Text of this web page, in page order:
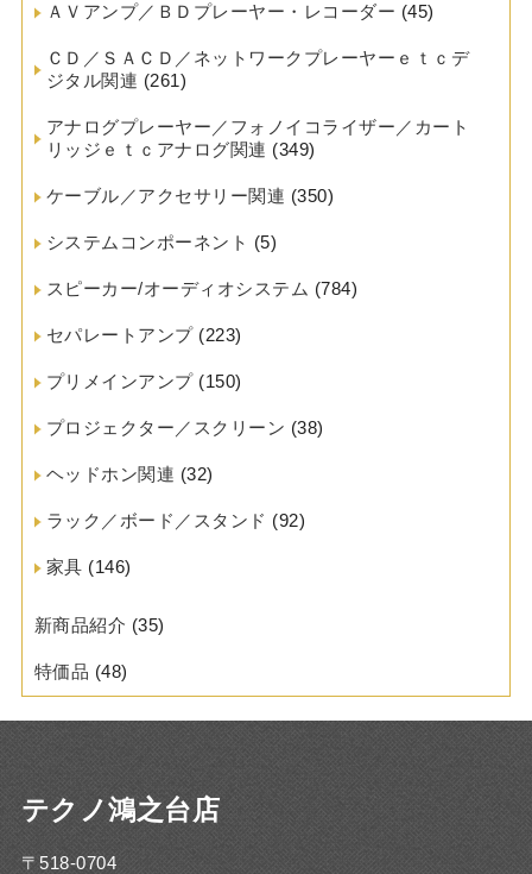
ＡＶアンプ／ＢＤプレーヤー・レコーダー (45)
ＣＤ／ＳＡＣＤ／ネットワークプレーヤーｅｔｃデ
ジタル関連 (261)
アナログプレーヤー／フォノイコライザー／カート
リッジｅｔｃアナログ関連 (349)
ケーブル／アクセサリー関連 (350)
システムコンポーネント (5)
スピーカー/オーディオシステム (784)
セパレートアンプ(223)
プリメインアンプ(150)
プロジェクター／スクリーン (38)
ヘッドホン関連 (32)
ラック／ボード／スタンド (92)
家具 (146)
新商品紹介 (35)
特価品 (48)
テクノ鴻之台店
〒518-0704